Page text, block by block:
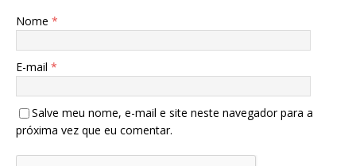
Nome *
E-mail *
Salve meu nome, e-mail e site neste navegador para a
próxima vez que eu comentar.